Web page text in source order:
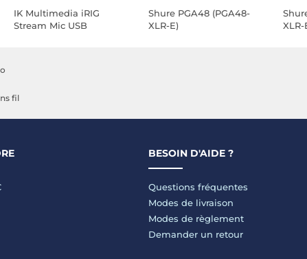
IK Multimedia iRIG
Stream Mic USB
Shure PGA48 (PGA48-
XLR-E)
XLR-
fil
BESOIN D'AIDE ?
Questions fréquentes
Modes de livraison
Modes de règlement
Demander un retour